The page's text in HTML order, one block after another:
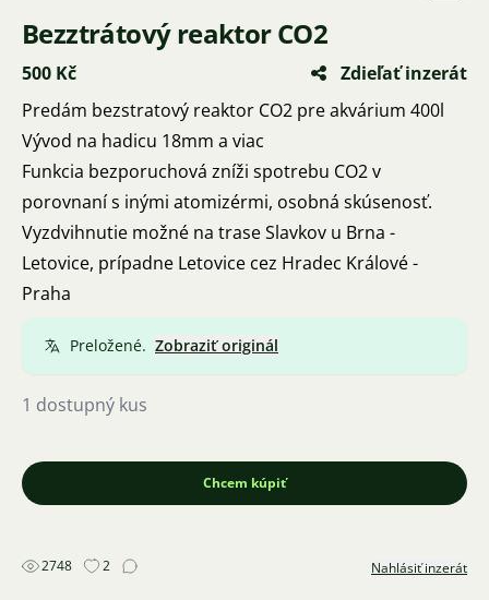
Bezztrátový reaktor CO2
500 Kč
Zdieľať inzerát
Predám bezstratový reaktor CO2 pre akvárium 400l
Vývod na hadicu 18mm a viac
Funkcia bezporuchová zníži spotrebu CO2 v
porovnaní s inými atomizérmi, osobná skúsenosť.
Vyzdvihnutie možné na trase Slavkov u Brna -
Letovice, prípadne Letovice cez Hradec Králové -
Praha
Preložené. Zobraziť originál
1 dostupný kus
Chcem kúpiť
2748 2 Nahlásiť inzerát